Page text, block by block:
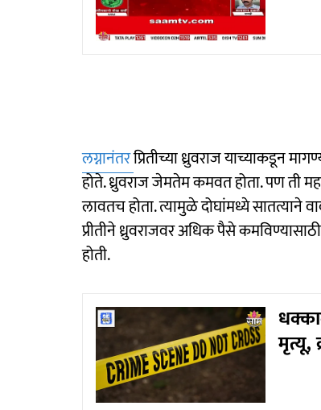
लग्नानंतरप्रितीच्या ध्रुवराज याच्याकडून
होते. ध्रुवराज जेमतेम कमवत होता. पण ती
लावतच होता. त्यामुळे दोघांमध्ये सातत्याने
प्रीतीने ध्रुवराजवर अधिक पैसे
होती.
मृत्यू,